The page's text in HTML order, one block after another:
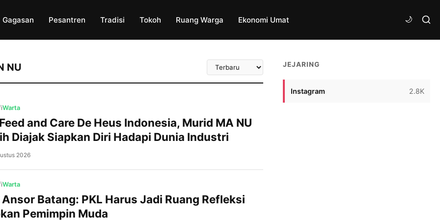
Gagasan Pesantren Tradisi Tokoh Ruang Warga Ekonomi Umat
NU
Urutkan
Artikel
Warta
and Care De Heus Indonesia, Murid MA NU
Diajak Siapkan Diri Hadapi Dunia Industri
kawasan industri di Kabupaten Batang menjadi
Karena itu, murid MA NU 01 Banyuputih diajak mulai
menyiapkan kompetensi diri sejak bangku madrasah
2026
Warta
Ansor Batang: PKL Harus Jadi Ruang Refleksi
Pemimpin Muda
JEJARING
Instagram 2.8K